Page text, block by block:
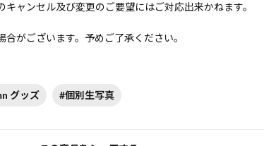
ャンセル及び変更のご要望にはご対応出来かねます。
がございます。予めご了承ください。
グッズ #個別生写真